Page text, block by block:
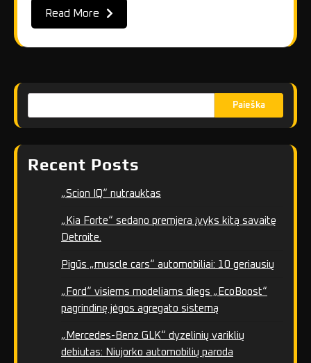
Read More
Paieška
Recent Posts
„Scion IQ“ nutrauktas
„Kia Forte“ sedano premjera įvyks kitą savaitę
Detroite.
Pigūs „muscle cars“ automobiliai: 10 geriausių
„Ford“ visiems modeliams diegs „EcoBoost“
pagrindinę jėgos agregato sistemą
„Mercedes-Benz GLK“ dyzelinių variklių
debiutas: Niujorko automobilių paroda